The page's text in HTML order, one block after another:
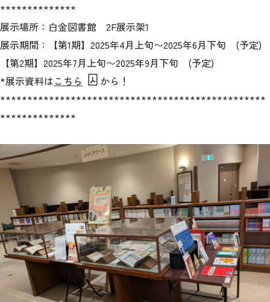
**************
展示場所：白金図書館 2F展示架1
展示期間：【第1期】2025年4月上旬〜2025年6月下旬 (予定)
【第2期】2025年7月上旬〜2025年9月下旬 (予定)
*展示資料はこちら
から！
*************************************************
**************